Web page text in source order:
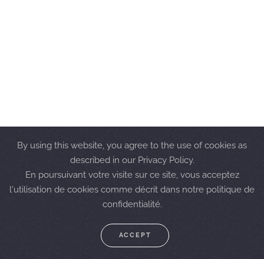
By using this website, you agree to the use of cookies as
described in our Privacy Policy.
En poursuivant votre visite sur ce site, vous acceptez
l'utilisation de cookies comme décrit dans notre politique de
confidentialité.
ACCEPT